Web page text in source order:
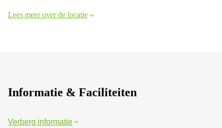
Lees meer over de locatie
Informatie & Faciliteiten
Verberg informatie